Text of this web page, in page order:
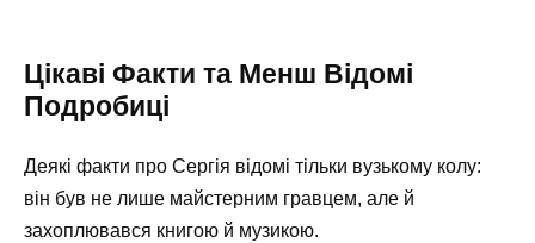
Цікаві Факти та Менш Відомі
Подробиці
Деякі факти про Сергія відомі тільки вузькому колу:
він був не лише майстерним гравцем, але й
захоплювався книгою й музикою.